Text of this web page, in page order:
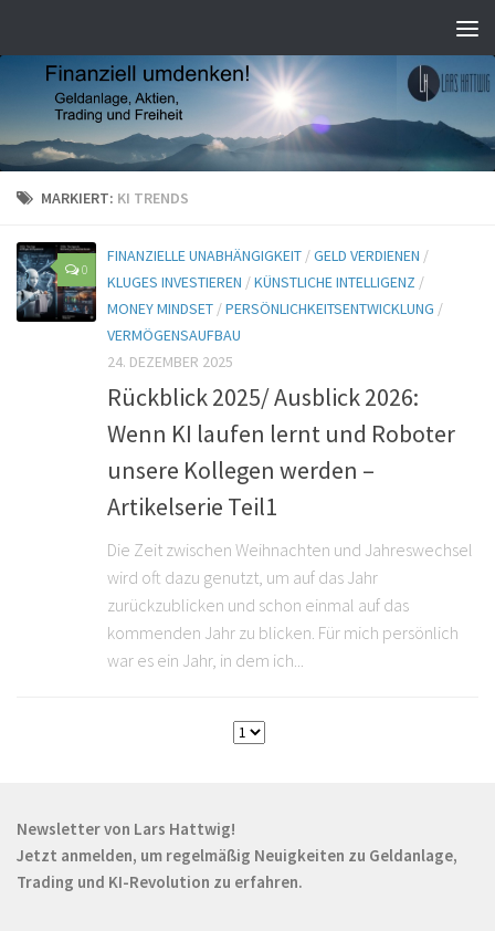
MARKIERT: KI TRENDS
0
FINANZIELLE UNABHÄNGIGKEIT /GELD VERDIENEN /
KLUGES INVESTIEREN /KÜNSTLICHE INTELLIGENZ /
MONEY MINDSET /PERSÖNLICHKEITSENTWICKLUNG /
VERMÖGENSAUFBAU
24. DEZEMBER 2025
Rückblick 2025/ Ausblick 2026:
Wenn KI laufen lernt und Roboter
unsere Kollegen werden –
Artikelserie Teil1
Die Zeit zwischen Weihnachten und Jahreswechsel
wird oft dazu genutzt, um auf das Jahr
zurückzublicken und schon einmal auf das
kommenden Jahr zu blicken. Für mich persönlich
war es ein Jahr, in dem ich...
Newsletter von Lars Hattwig!
Jetzt anmelden, um regelmäßig Neuigkeiten zu Geldanlage,
Trading und KI-Revolution zu erfahren.